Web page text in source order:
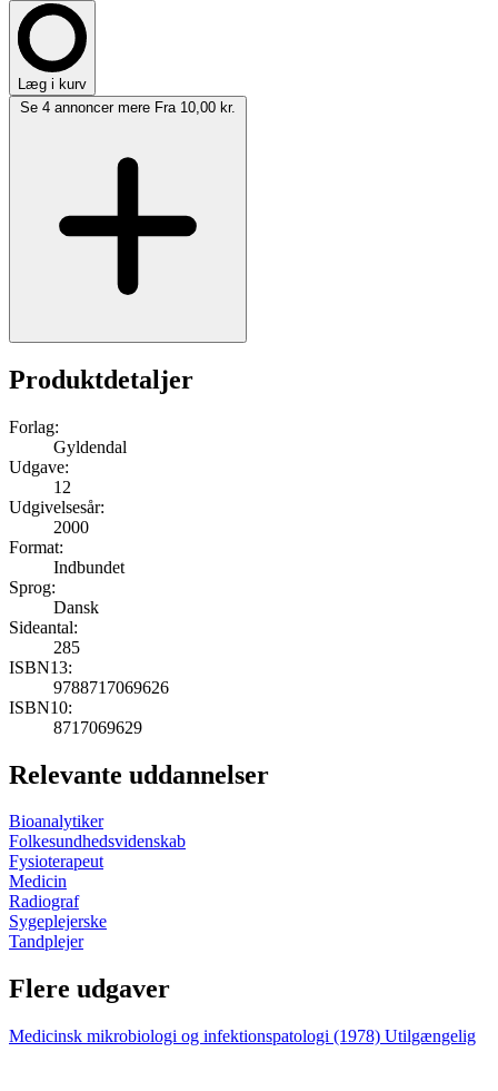
Læg i kurv
Se 4 annoncer mere Fra 10,00 kr.
Produktdetaljer
Forlag:
Gyldendal
Udgave:
12
Udgivelsesår:
2000
Format:
Indbundet
Sprog:
Dansk
Sideantal:
285
ISBN13:
9788717069626
ISBN10:
8717069629
Relevante uddannelser
Bioanalytiker
Folkesundhedsvidenskab
Fysioterapeut
Medicin
Radiograf
Sygeplejerske
Tandplejer
Flere udgaver
Medicinsk mikrobiologi og infektionspatologi (1978) Utilgængelig